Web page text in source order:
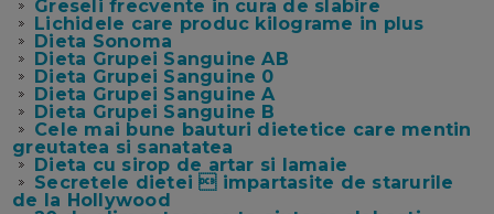
Greseli frecvente in cura de slabire
Lichidele care produc kilograme in plus
Dieta Sonoma
Dieta Grupei Sanguine AB
Dieta Grupei Sanguine 0
Dieta Grupei Sanguine A
Dieta Grupei Sanguine B
Cele mai bune bauturi dietetice care mentin
greutatea si sanatatea
Dieta cu sirop de artar si lamaie
Secretele dietei  impartasite de starurile
de la Hollywood